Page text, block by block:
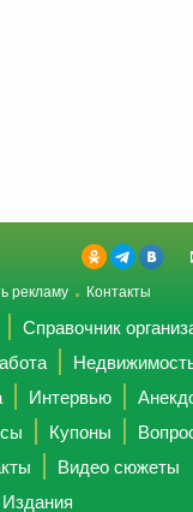
рекламу Контакты
Справочник
Интервью
Купоны
Видео сюжеты
Издания